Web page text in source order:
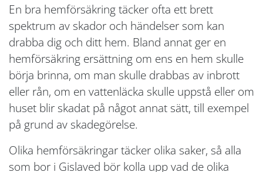
En bra hemförsäkring täcker ofta ett brett
spektrum av skador och händelser som kan
drabba dig och ditt hem. Bland annat ger en
hemförsäkring ersättning om ens en hem skulle
börja brinna, om man skulle drabbas av inbrott
eller rån, om en vattenläcka skulle uppstå eller om
huset blir skadat på något annat sätt, till exempel
på grund av skadegörelse.
Olika hemförsäkringar täcker olika saker, så alla
som bor i Gislaved bör kolla upp vad de olika